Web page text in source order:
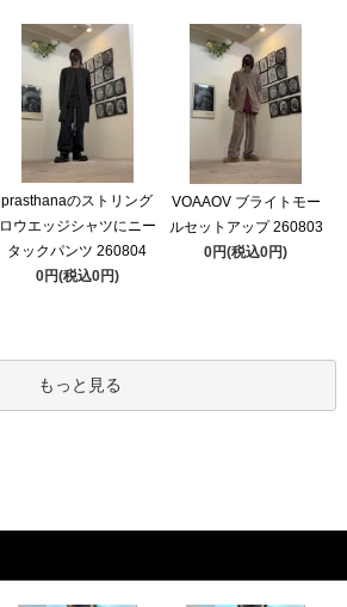
prasthanaのストリング
ロウエッジシャツにニー
タックパンツ 260804
0円(税込0円)
VOAAOV ブライトモー
ルセットアップ 260803
0円(税込0円)
もっと見る